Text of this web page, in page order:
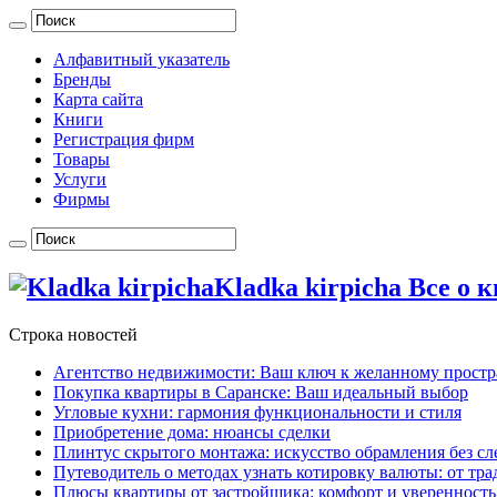
Алфавитный указатель
Бренды
Карта сайта
Книги
Регистрация фирм
Товары
Услуги
Фирмы
Kladka kirpicha Все о
Строка новостей
Агентство недвижимости: Ваш ключ к желанному
Покупка квартиры в Саранске: Ваш идеальный выбор
Угловые кухни: гармония функциональности и стиля
Приобретение дома: нюансы сделки
Плинтус скрытого монтажа: искусство обрамления без
Путеводитель о методах узнать котировку валюты: от
Плюсы квартиры от застройщика: комфорт и